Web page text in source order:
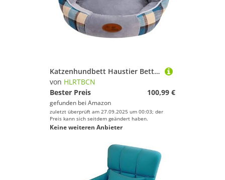
Katzenhundbett Haustier Bett Zwinger tragbares Haustier Haus Haustierbett Weiches Hundebett Katzenhaus waschbar mit abnehmbarem Kissen wasserdichtes Haustier Nest Hundebetten Katzenbett -Hundebett
von HLRTBCN
Bester Preis
100,99 €
gefunden bei Amazon
zuletzt überprüft am 27.09.2025 um 00:03; der
Preis kann sich seitdem geändert haben.
Keine weiteren Anbieter